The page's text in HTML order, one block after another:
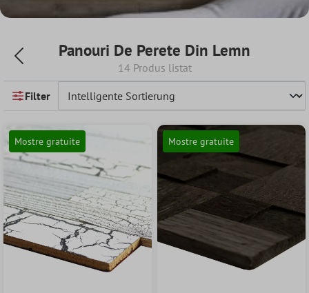
Panouri De Perete Din Lemn
14 Produs listat
Filter
Mostre gratuite Mostre gratuite